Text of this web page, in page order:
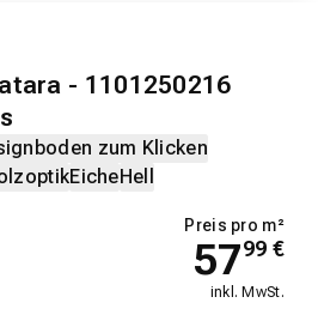
- 1101250216
zum Klicken
EicheHell
Preis pro m²
5799 €
inkl. MwSt.